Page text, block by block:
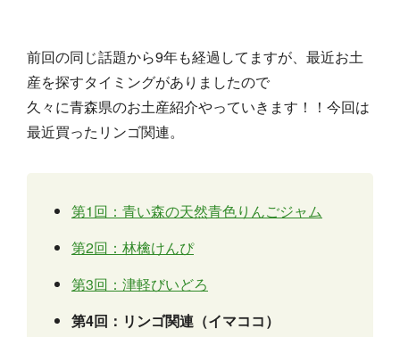
前回の同じ話題から9年も経過してますが、最近お土
産を探すタイミングがありましたので
久々に青森県のお土産紹介やっていきます！！今回は
最近買ったリンゴ関連。
第1回：青い森の天然青色りんごジャム
第2回：林檎けんぴ
第3回：津軽びいどろ
第4回：リンゴ関連（イマココ）